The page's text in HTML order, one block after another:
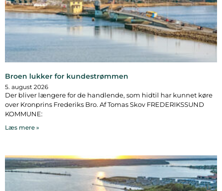
Broen lukker for kundestrømmen
5. august 2026
Der bliver længere for de handlende, som hidtil har kunnet køre
over Kronprins Frederiks Bro. Af Tomas Skov FREDERIKSSUND
KOMMUNE:
Læs mere »